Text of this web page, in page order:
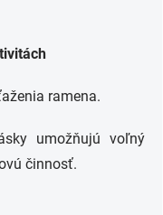
ramena.
umožňujú voľný
činnosť.